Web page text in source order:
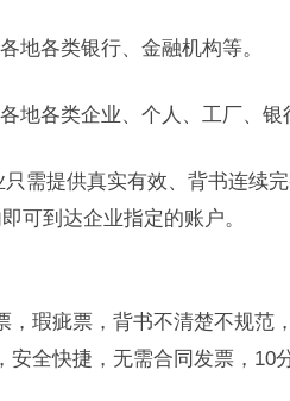
地各类银行、金融机构等。
地各类企业、个人、工厂、银
只需提供真实有效、背书连续
可到达企业指定的账户。
，瑕疵票，背书不清楚不规范
安全快捷，无需合同发票，10